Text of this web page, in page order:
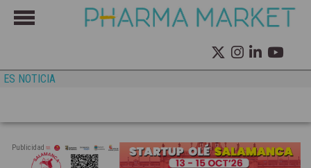
ES NOTICIA
Publicidad